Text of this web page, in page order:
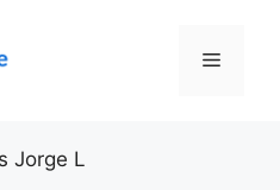
Menu
Jorge L